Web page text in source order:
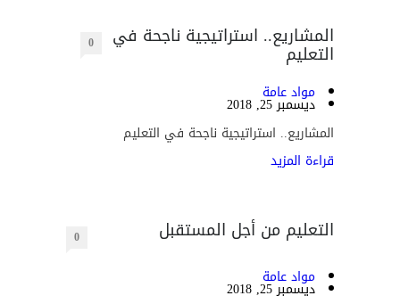
المشاريع.. استراتيجية ناجحة في
التعليم 0
مواد عامة
ديسمبر 25, 2018
المشاريع.. استراتيجية ناجحة في التعليم
قراءة المزيد
التعليم من أجل المستقبل 0
مواد عامة
ديسمبر 25, 2018